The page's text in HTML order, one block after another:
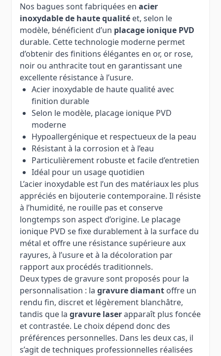
Nos bagues sont fabriquées en acier
inoxydable de haute qualité et, selon le
modèle, bénéficient d’un placage ionique PVD
durable. Cette technologie moderne permet
d’obtenir des finitions élégantes en or, or rose,
noir ou anthracite tout en garantissant une
excellente résistance à l’usure.
Acier inoxydable de haute qualité avec
finition durable
Selon le modèle, placage ionique PVD
moderne
Hypoallergénique et respectueux de la peau
Résistant à la corrosion et à l’eau
Particulièrement robuste et facile d’entretien
Idéal pour un usage quotidien
L’acier inoxydable est l’un des matériaux les plus
appréciés en bijouterie contemporaine. Il résiste
à l’humidité, ne rouille pas et conserve
longtemps son aspect d’origine. Le placage
ionique PVD se fixe durablement à la surface du
métal et offre une résistance supérieure aux
rayures, à l’usure et à la décoloration par
rapport aux procédés traditionnels.
Deux types de gravure sont proposés pour la
personnalisation : la gravure diamant offre un
rendu fin, discret et légèrement blanchâtre,
tandis que la gravure laserapparaît plus foncée
et contrastée. Le choix dépend donc des
préférences personnelles. Dans les deux cas, il
s’agit de techniques professionnelles réalisées